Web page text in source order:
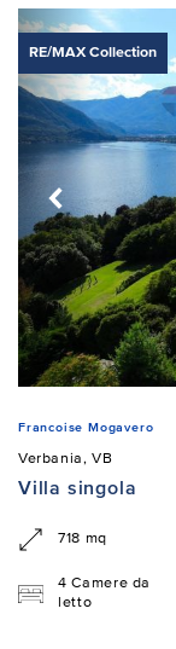
RE/MAX Collection
Francoise Mogavero
Verbania, VB
Villa singola
718 mq
4 Camere da
letto